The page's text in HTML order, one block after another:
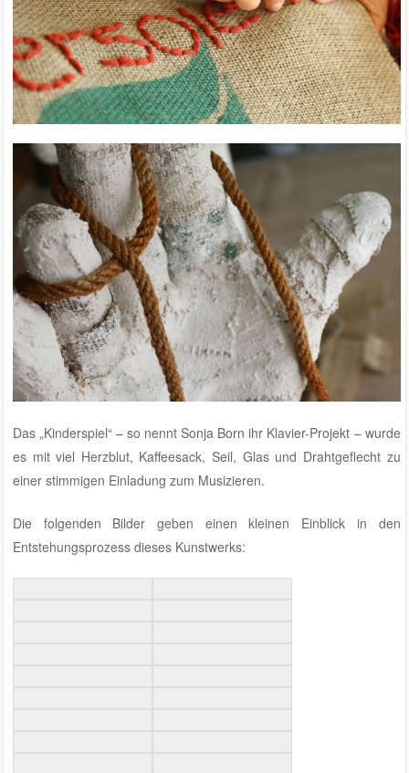
Das „Kinderspiel“ – so nennt Sonja Born ihr Klavier-Projekt – wurde
es mit viel Herzblut, Kaffeesack, Seil, Glas und Drahtgeflecht zu
einer stimmigen Einladung zum Musizieren.
Die folgenden Bilder geben einen kleinen Einblick in den
Entstehungsprozess dieses Kunstwerks: